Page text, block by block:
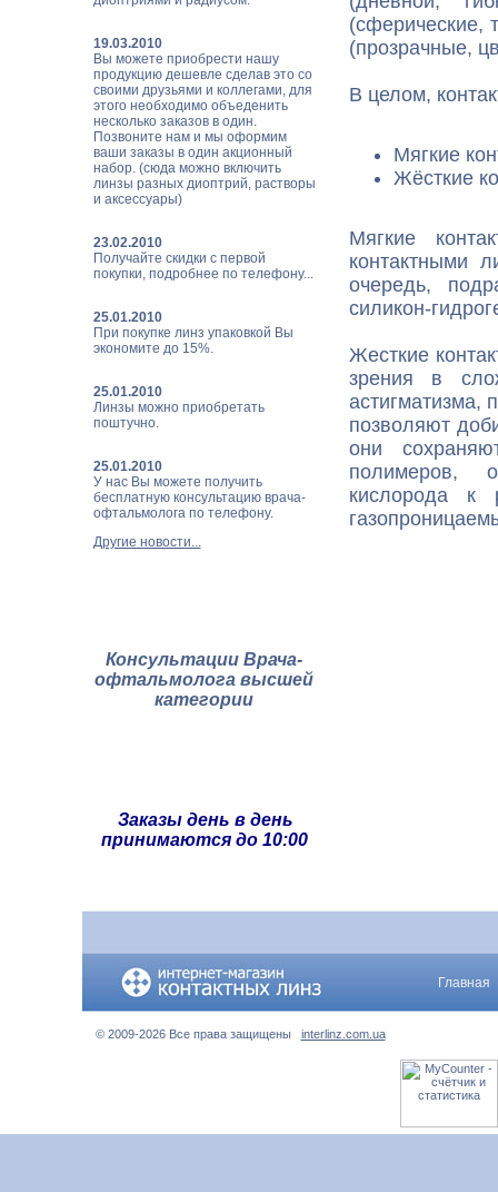
19.03.2010
Вы можете приобрести нашу
продукцию дешевле сделав это со
своими друзьями и коллегами, для
этого необходимо объеденить
несколько заказов в один.
Позвоните нам и мы оформим
ваши заказы в один акционный
набор. (сюда можно включить
линзы разных диоптрий, растворы
и аксессуары)
23.02.2010
Получайте скидки с первой
покупки, подробнее по телефону...
25.01.2010
При покупке линз упаковкой Вы
экономите до 15%.
25.01.2010
Линзы можно приобретать
поштучно.
25.01.2010
У нас Вы можете получить
бесплатную консультацию врача-
офтальмолога по телефону.
Другие новости...
Консультации Врача-
офтальмолога высшей
категории
Заказы день в день
принимаются до 10:00
(сферические,
(прозрачные,
В целом,
Мягкие
Жёсткие
Мягкие
контактными
очередь,
силикон-
Жесткие
зрения в
астигматизма,
позволяют
они
полимеров,
кислорода к
Главная
© 2009-2026 Все права защищены interlinz.com.ua